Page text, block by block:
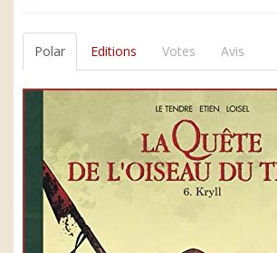
Polar Editions Votes Avis